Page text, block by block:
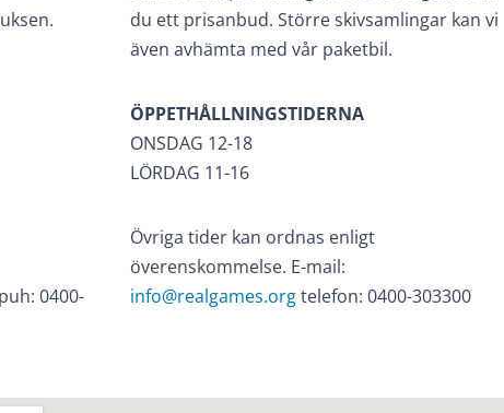
0400-
du ett prisanbud. Större skivsamlingar kan vi
även avhämta med vår paketbil.
ÖPPETHÅLLNINGSTIDERNA
ONSDAG 12-18
LÖRDAG 11-16
Övriga tider kan ordnas enligt
överenskommelse. E-mail:
info@realgames.orgtelefon: 0400-303300